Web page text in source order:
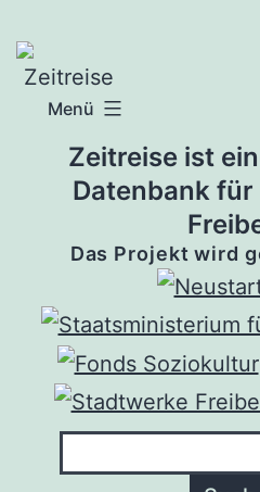
Inhalt
springen
Menü
Zeitreise ist
Datenbank
Das Projekt wird